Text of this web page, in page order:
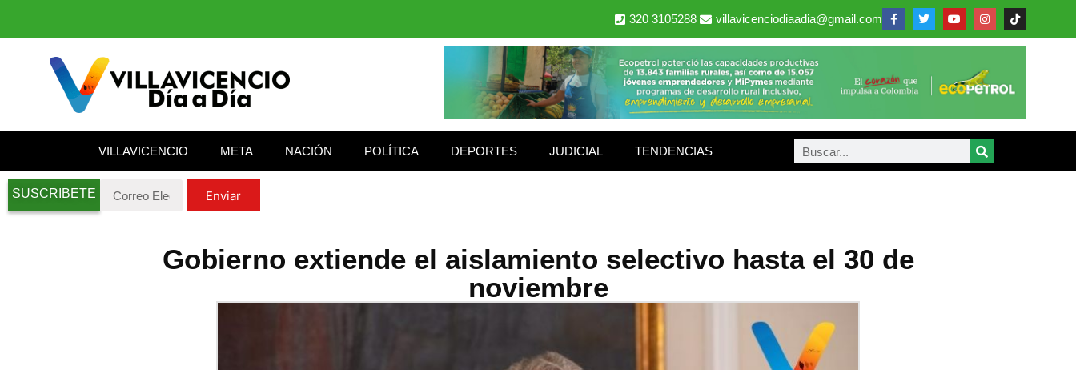
320 3105288 villavicenciodiaadia@gmail.com
VILLAVICENCIO META NACIÓN POLÍTICA DEPORTES JUDICIAL TENDENCIAS
SUSCRIBETE Enviar
Gobierno extiende el aislamiento selectivo hasta el 30 de
noviembre